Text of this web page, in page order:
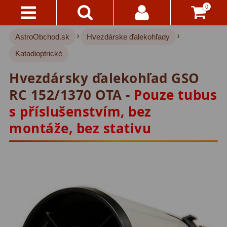
0
Kontakty
A
Platba
Všetko
O
Reklamácia
Akce!
Pre začiatočníkov38
Šošovkové 27
ED/Apochromáty
Ritchey-Chretien
AstroObchod.sk › Hvezdárske ďalekohľady ›
Katadioptrické
Hvezdársky ďalekohľad GSO
RC 152/1370 OTA - Pouze tubus
s příslušenstvím, bez
montáže, bez stativu